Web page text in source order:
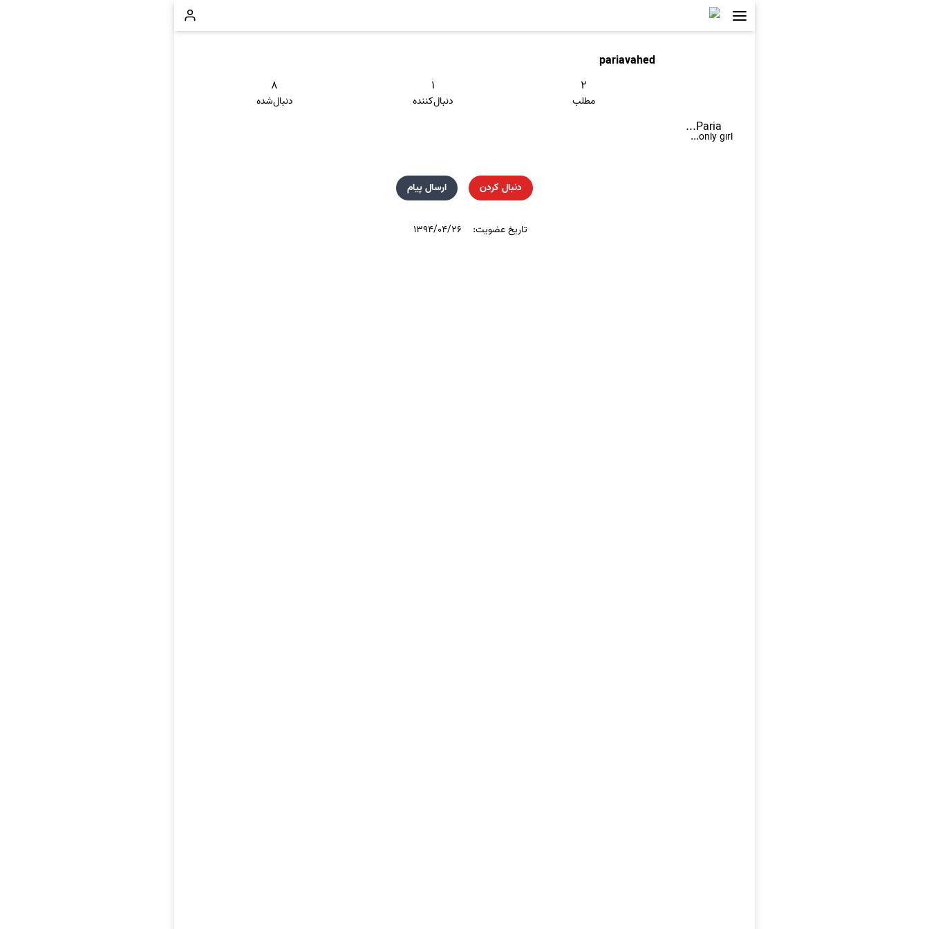
pariavahed
۲
مطلب
۱
دنبال‌کننده
۸
دنبال‌شده
Paria...
only girl...
دنبال کردن ارسال پیام
تاریخ عضویت: ۱۳۹۴/۰۴/۲۶